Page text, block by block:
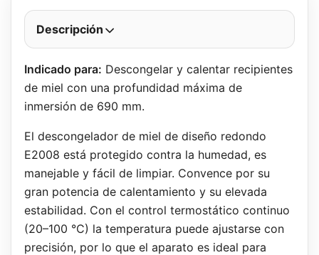
Descripción
Indicado para: Descongelar y calentar recipientes
de miel con una profundidad máxima de
inmersión de 690 mm.
El descongelador de miel de diseño redondo
E2008 está protegido contra la humedad, es
manejable y fácil de limpiar. Convence por su
gran potencia de calentamiento y su elevada
estabilidad. Con el control termostático continuo
(20–100 °C) la temperatura puede ajustarse con
precisión, por lo que el aparato es ideal para